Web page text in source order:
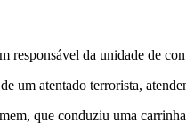
responsável da unidade de
um atentado terrorista,
que conduziu uma